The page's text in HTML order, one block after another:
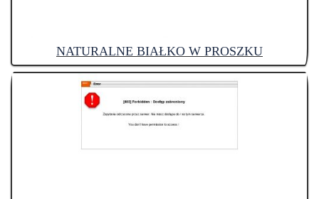
NATURALNE BIAŁKO W PROSZKU